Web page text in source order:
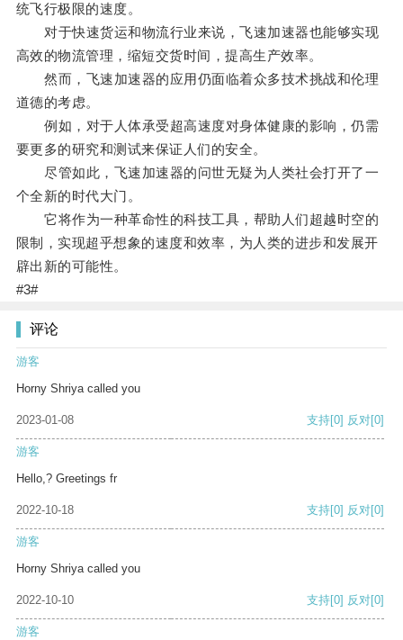
统飞行极限的速度。
对于快速货运和物流行业来说，飞速加速器也能够实现
高效的物流管理，缩短交货时间，提高生产效率。
然而，飞速加速器的应用仍面临着众多技术挑战和伦理
道德的考虑。
例如，对于人体承受超高速度对身体健康的影响，仍需
要更多的研究和测试来保证人们的安全。
尽管如此，飞速加速器的问世无疑为人类社会打开了一
个全新的时代大门。
它将作为一种革命性的科技工具，帮助人们超越时空的
限制，实现超乎想象的速度和效率，为人类的进步和发展开
辟出新的可能性。
#3#
评论
游客
Horny Shriya called you
2023-01-08 支持[0] 反对[0]
游客
Hello,? Greetings fr
2022-10-18 支持[0] 反对[0]
游客
Horny Shriya called you
2022-10-10 支持[0] 反对[0]
游客